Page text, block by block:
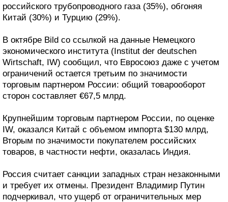
российского трубопроводного газа (35%), обгоняя
Китай (30%) и Турцию (29%).
В октябре Bild со ссылкой на данные Немецкого
экономического института (Institut der deutschen
Wirtschaft, IW) сообщил, что Евросоюз даже с учетом
ограничений остается третьим по значимости
торговым партнером России: общий товарооборот
сторон составляет €67,5 млрд.
Крупнейшим торговым партнером России, по оценке
IW, оказался Китай с объемом импорта $130 млрд,
Вторым по значимости покупателем российских
товаров, в частности нефти, оказалась Индия.
Россия считает санкции западных стран незаконными
и требует их отмены. Президент Владимир Путин
подчеркивал, что ущерб от ограничительных мер